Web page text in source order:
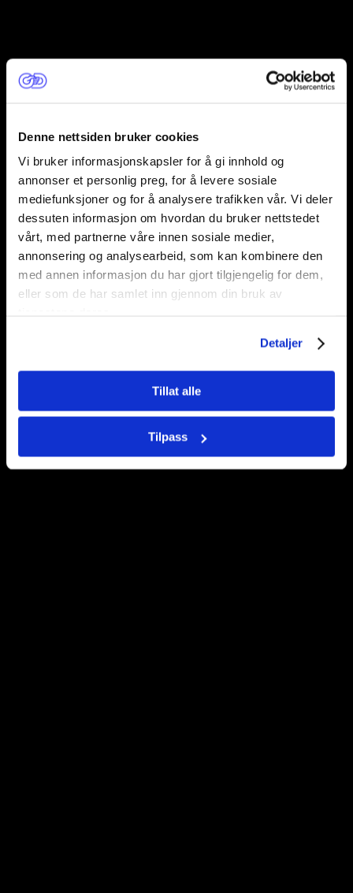
Denne nettsiden bruker cookies
Vi bruker informasjonskapsler for å gi innhold og
annonser et personlig preg, for å levere sosiale
mediefunksjoner og for å analysere trafikken vår. Vi deler
dessuten informasjon om hvordan du bruker nettstedet
vårt, med partnerne våre innen sosiale medier,
annonsering og analysearbeid, som kan kombinere den
med annen informasjon du har gjort tilgjengelig for dem,
eller som de har samlet inn gjennom din bruk av
Detaljer
Tillat alle
Tilpass
Utdanning mot
moderne slaveri